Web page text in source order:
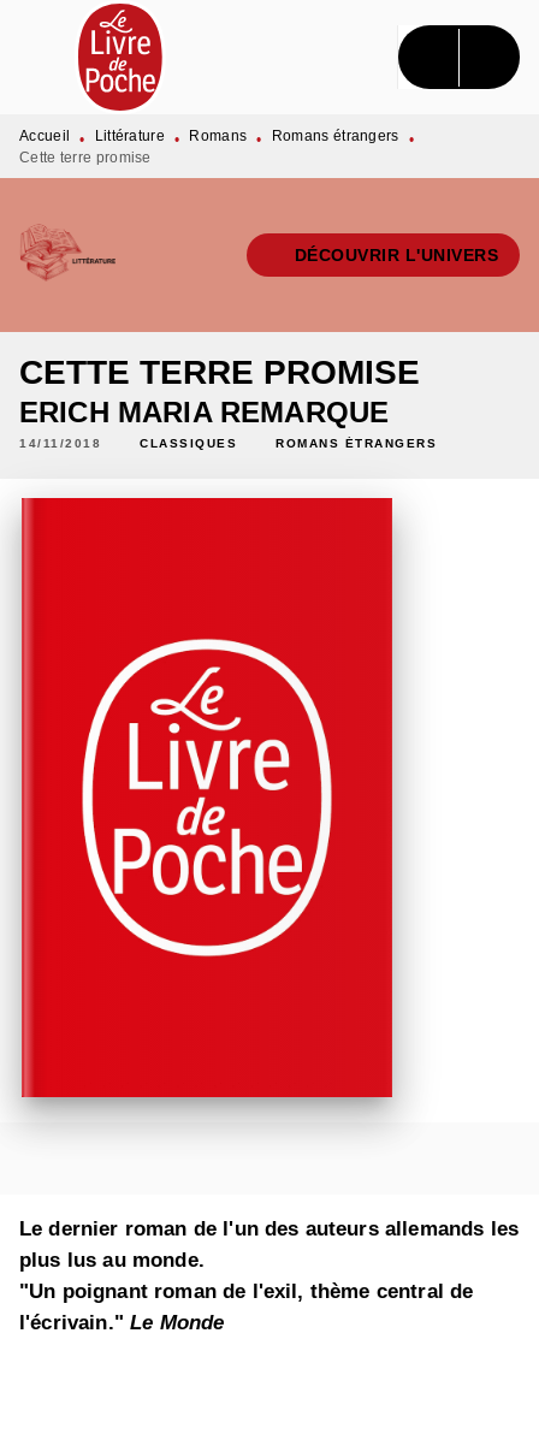
MENU RECHERCHE CONTENU
PIED DE PAGE
Accueil • Littérature • Romans • Romans étrangers
•
Cette terre promise
DÉCOUVRIR L'UNIVERS
CETTE TERRE PROMISE
ERICH MARIA REMARQUE
14/11/2018 CLASSIQUES ROMANS ÉTRANGERS
Le dernier roman de l'un des auteurs allemands les
plus lus au monde.
"Un poignant roman de l'exil, thème central de
l'écrivain." Le Monde